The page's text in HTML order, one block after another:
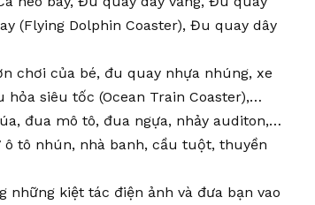
(Flying Dolphin Coaster), Đu quay dây
chơi của bé, đu quay nhựa nhúng, xe
siêu tốc (Ocean Train Coaster),…
đua mô tô, đua ngựa, nhảy auditon,…
tô nhún, nhà banh, cầu tuột, thuyền
kiệt tác điện ảnh và đưa bạn vao